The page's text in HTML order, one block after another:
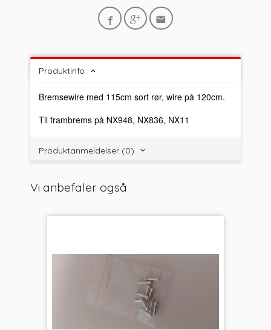
Produktinfo
Bremsewire med 115cm sort rør, wire på 120cm.
Til frambrems på NX948, NX836, NX11
Produktanmeldelser (0)
Vi anbefaler også